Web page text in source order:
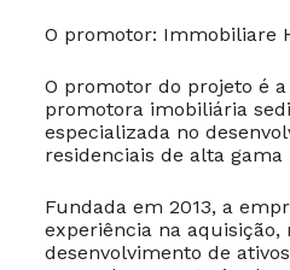
O promotor: Immobiliare
O promotor do projeto é a
promotora imobiliária
especializada no
residenciais de alta
Fundada em 2013, a
experiência na aquisição,
desenvolvimento de